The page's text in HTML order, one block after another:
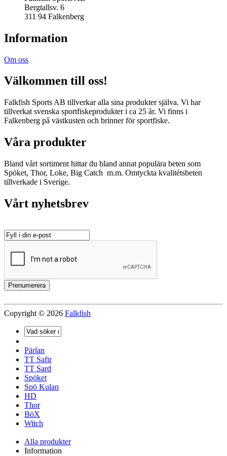
Bergtallsv. 6
311 94 Falkenberg
Information
Om oss
Välkommen till oss!
Falkfish Sports AB tillverkar alla sina produkter själva. Vi har
tillverkat svenska sportfiskeprodukter i ca 25 år. Vi finns i
Falkenberg på västkusten och brinner för sportfiske.
Våra produkter
Bland vårt sortiment hittar du bland annat populära beten som
Spöket, Thor, Loke, Big Catch m.m. Omtyckta kvalitétsbeten
tillverkade i Sverige.
Vårt nyhetsbrev
Copyright © 2026 Falkfish
Pärlan
TT Safir
TT Sard
Spöket
Spö Kulan
HD
Thor
BöX
Witch
Alla produkter
Information